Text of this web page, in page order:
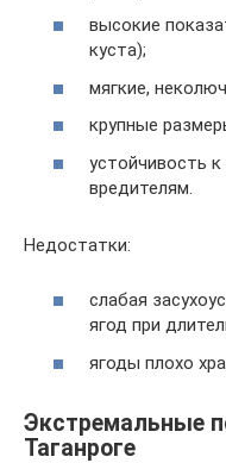
высокие
куста);
мягкие,
крупные
устойчивость
вредителям.
Недостатки:
слабая
ягод при
ягоды плохо
Экстремальные
Таганроге